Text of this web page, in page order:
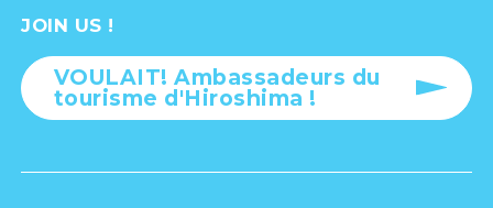
JOIN US !
VOULAIT! Ambassadeurs du
tourisme d'Hiroshima !